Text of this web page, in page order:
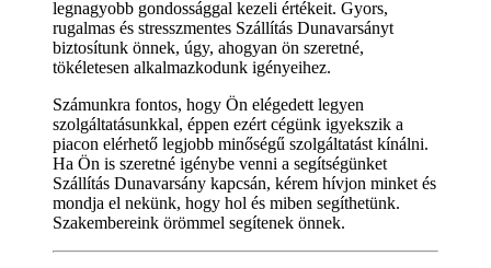
legnagyobb gondossággal kezeli értékeit. Gyors,
rugalmas és stresszmentes Szállítás Dunavarsányt
biztosítunk önnek, úgy, ahogyan ön szeretné,
tökéletesen alkalmazkodunk igényeihez.
Számunkra fontos, hogy Ön elégedett legyen
szolgáltatásunkkal, éppen ezért cégünk igyekszik a
piacon elérhető legjobb minőségű szolgáltatást kínálni.
Ha Ön is szeretné igénybe venni a segítségünket
Szállítás Dunavarsány kapcsán, kérem hívjon minket és
mondja el nekünk, hogy hol és miben segíthetünk.
Szakembereink örömmel segítenek önnek.